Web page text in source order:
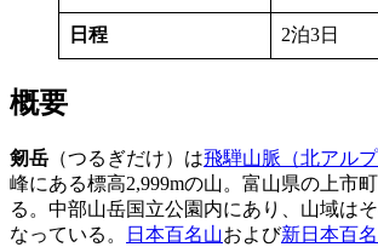
日程 2泊3日
概要
剱岳 （つるぎだけ）は飛騨山脈（北アルプ
峰にある標高2,999mの山。富山県の上市
る。中部山岳国立公園内にあり、山域は
なっている。
日本百名山および新日本百